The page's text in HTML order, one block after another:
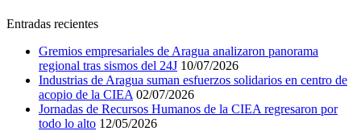
Entradas recientes
Gremios empresariales de Aragua analizaron panorama
regional tras sismos del 24J 10/07/2026
Industrias de Aragua suman esfuerzos solidarios en centro de
acopio de la CIEA 02/07/2026
Jornadas de Recursos Humanos de la CIEA regresaron por
todo lo alto 12/05/2026